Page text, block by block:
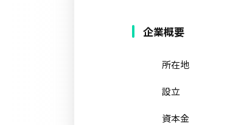
企業概要
所在地
設立
資本金